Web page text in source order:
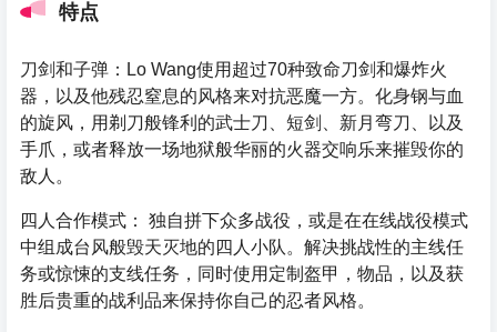
特点
刀剑和子弹：Lo Wang使用超过70种致命刀剑和爆炸火
器，以及他残忍窒息的风格来对抗恶魔一方。化身钢与血
的旋风，用剃刀般锋利的武士刀、短剑、新月弯刀、以及
手爪，或者释放一场地狱般华丽的火器交响乐来摧毁你的
敌人。
四人合作模式： 独自拼下众多战役，或是在在线战役模式
中组成台风般毁天灭地的四人小队。解决挑战性的主线任
务或惊悚的支线任务，同时使用定制盔甲，物品，以及获
胜后贵重的战利品来保持你自己的忍者风格。